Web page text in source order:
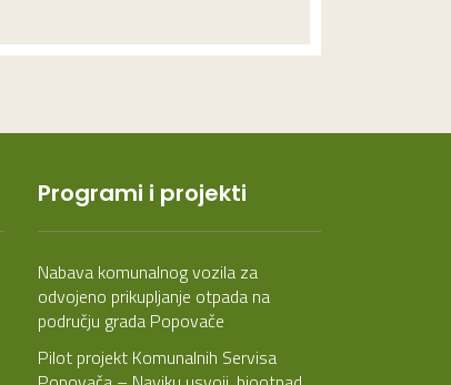
Programi i projekti
Nabava komunalnog vozila za
odvojeno prikupljanje otpada na
području grada Popovače
Pilot projekt Komunalnih Servisa